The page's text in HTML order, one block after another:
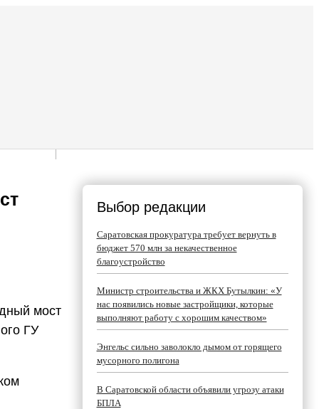
мост
ГУ
Выбор редакции
Саратовская прокуратура требует вернуть в
бюджет 570 млн за некачественное
благоустройство
Министр строительства и ЖКХ Бутылкин: «У
нас появились новые застройщики, которые
выполняют работу с хорошим качеством»
Энгельс сильно заволокло дымом от горящего
мусорного полигона
В Саратовской области объявили угрозу атаки
БПЛА